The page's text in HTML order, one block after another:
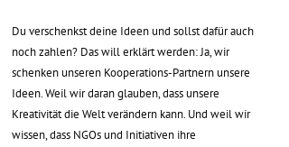
Du verschenkst deine Ideen und sollst dafür auch
noch zahlen? Das will erklärt werden: Ja, wir
schenken unseren Kooperations-Partnern unsere
Ideen. Weil wir daran glauben, dass unsere
Kreativität die Welt verändern kann. Und weil wir
wissen, dass NGOs und Initiativen ihre